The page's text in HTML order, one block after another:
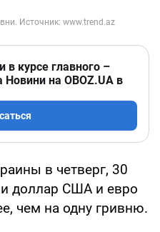
в курсе главного –
Новини на OBOZ.UA в
в четверг, 30
и доллар США и евро
чем на одну гривню.